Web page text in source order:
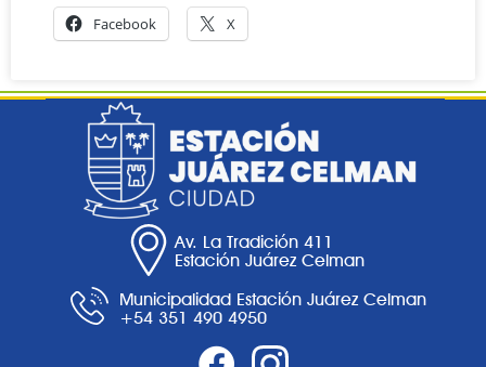
Facebook X
Av. La Tradición 411
Estación Juárez Celman
Municipalidad Estación Juárez Celman
+54 351 490 4950